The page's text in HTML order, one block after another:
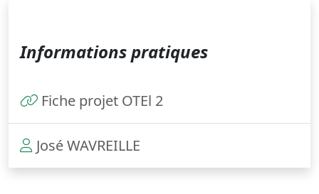
Informations pratiques
Fiche projet OTEl 2
José WAVREILLE